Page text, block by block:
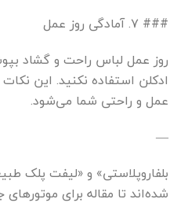
### ۷. آمادگی روز عمل
روز عمل لباس راحت و گشاد
ادکلن استفاده نکنید. این
عمل و راحتی شما می‌شود.
—
بلفاروپلاستی» و «لیفت پلک
شده‌اند تا مقاله برای